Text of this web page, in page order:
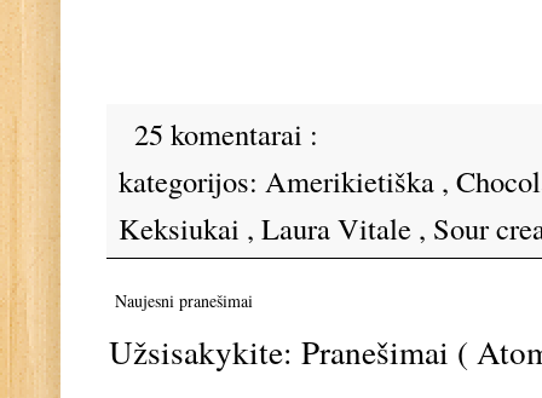
25 komentarai :
kategorijos: Amerikietiška ,
Keksiukai , Laura Vitale , Sour
Naujesni pranešimai
Užsisakykite: Pranešimai (